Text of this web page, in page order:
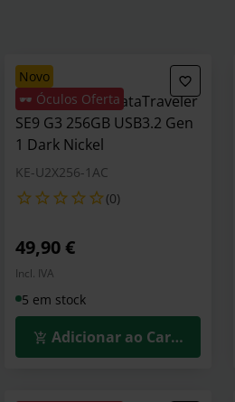
de teste minuciosos também
novo
🕶️ Óculos Oferta
Pen Kingston DataTraveler
SE9 G3 256GB USB3.2 Gen
1 Dark Nickel
KE-U2X256-1AC
(0)
49,90 €
Incl. IVA
5 em stock
Adicionar ao Carrinho